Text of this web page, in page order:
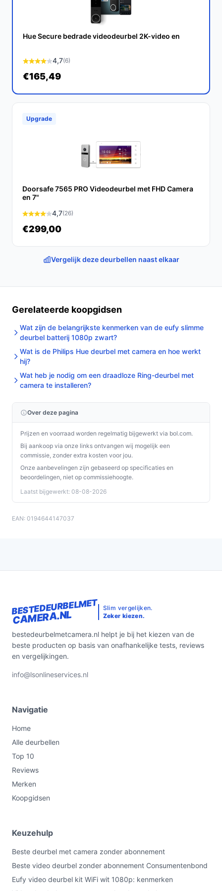
Hue Secure bedrade videodeurbel 2K-video en
4,7(6)
€165,49
Upgrade
Doorsafe 7565 PRO Videodeurbel met FHD Camera
en 7"
4,7(26)
€299,00
Vergelijk deze deurbellen naast elkaar
Gerelateerde koopgidsen
Wat zijn de belangrijkste kenmerken van de eufy slimme
deurbel batterij 1080p zwart?
Wat is de Philips Hue deurbel met camera en hoe werkt
hij?
Wat heb je nodig om een draadloze Ring-deurbel met
camera te installeren?
Over deze pagina
Prijzen en voorraad worden regelmatig bijgewerkt via bol.com.
Bij aankoop via onze links ontvangen wij mogelijk een
commissie, zonder extra kosten voor jou.
Onze aanbevelingen zijn gebaseerd op specificaties en
beoordelingen, niet op commissiehoogte.
Laatst bijgewerkt: 08-08-2026
EAN: 0194644147037
BESTEDEURBELMET
CAMERA.NL
Slim vergelijken.
Zeker kiezen.
bestedeurbelmetcamera.nl helpt je bij het kiezen van de
beste producten op basis van onafhankelijke tests, reviews
en vergelijkingen.
info@lsonlineservices.nl
Navigatie
Home
Alle deurbellen
Top 10
Reviews
Merken
Koopgidsen
Keuzehulp
Beste deurbel met camera zonder abonnement
Beste video deurbel zonder abonnement Consumentenbond
Eufy video deurbel kit WiFi wit 1080p: kenmerken